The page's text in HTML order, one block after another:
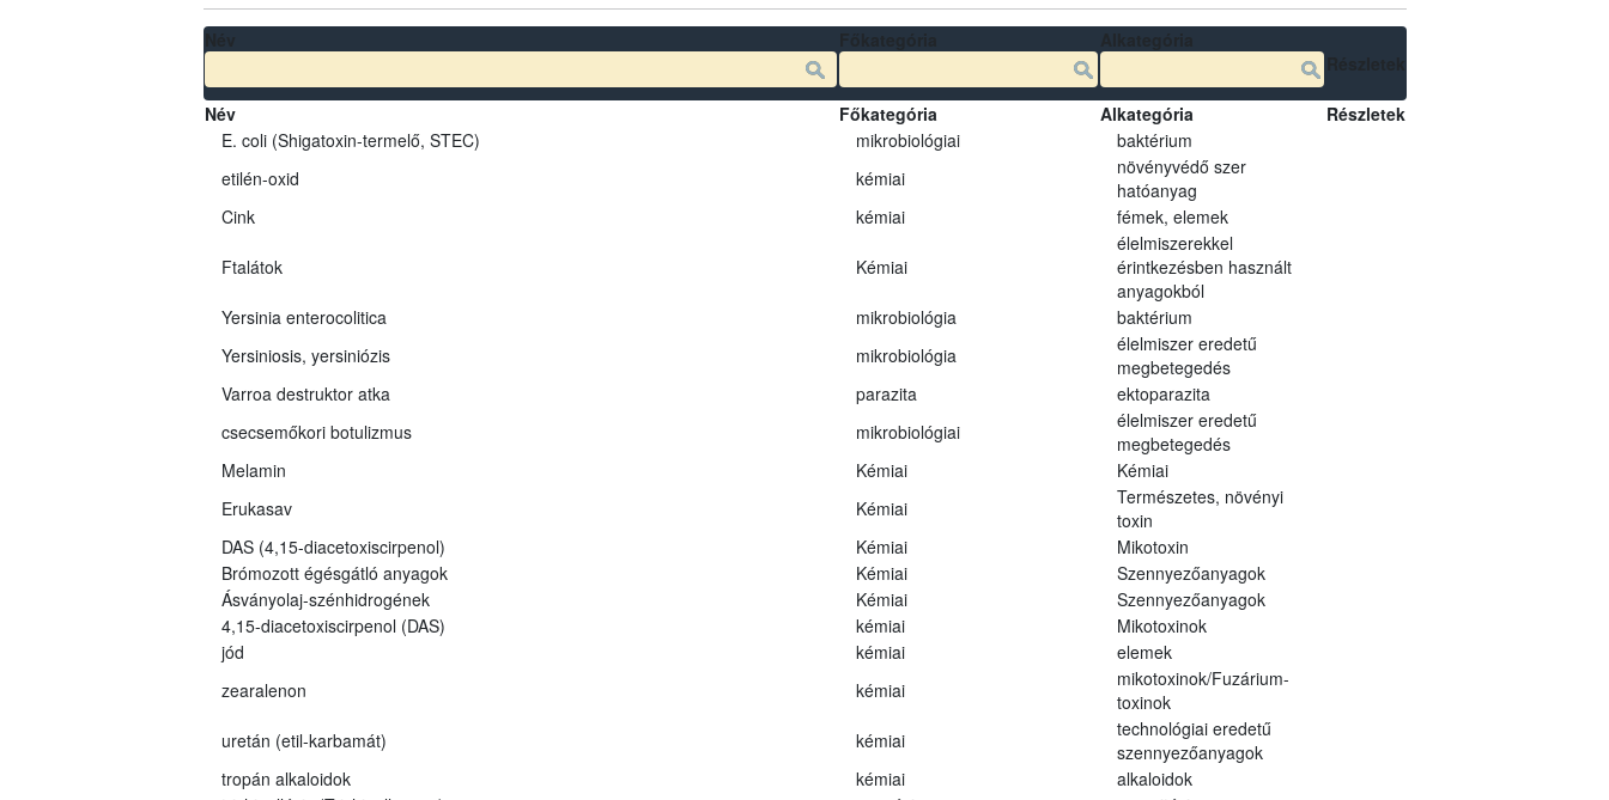
Név Főkategória Alkategória
Részletek
E. coli (Shigatoxin-termelő, STEC)
mikrobiológiai
baktérium
etilén-oxid
kémiai
növényvédő szer
hatóanyag
Cink
kémiai fémek, elemek
Ftalátok Kémiai
élelmiszerekkel
érintkezésben használt
anyagokból
Yersinia enterocolitica
mikrobiológia
baktérium
Yersiniosis, yersiniózis
mikrobiológia
élelmiszer eredetű
megbetegedés
Varroa destruktor atka
parazita
ektoparazita
csecsemőkori botulizmus
mikrobiológiai
élelmiszer eredetű
megbetegedés
Melamin
Kémiai
Kémiai
Erukasav
Kémiai
Természetes, növényi
toxin
DAS (4,15-diacetoxiscirpenol)
Kémiai
Mikotoxin
Brómozott égésgátló anyagok
Kémiai
Szennyezőanyagok
Ásványolaj-szénhidrogének
Kémiai
Szennyezőanyagok
4,15-diacetoxiscirpenol (DAS)
kémiai
Mikotoxinok
jód
kémiai
elemek
zearalenon
kémiai
mikotoxinok/Fuzárium-
toxinok
uretán (etil-karbamát)
kémiai
technológiai eredetű
szennyezőanyagok
tropán alkaloidok
kémiai
alkaloidok